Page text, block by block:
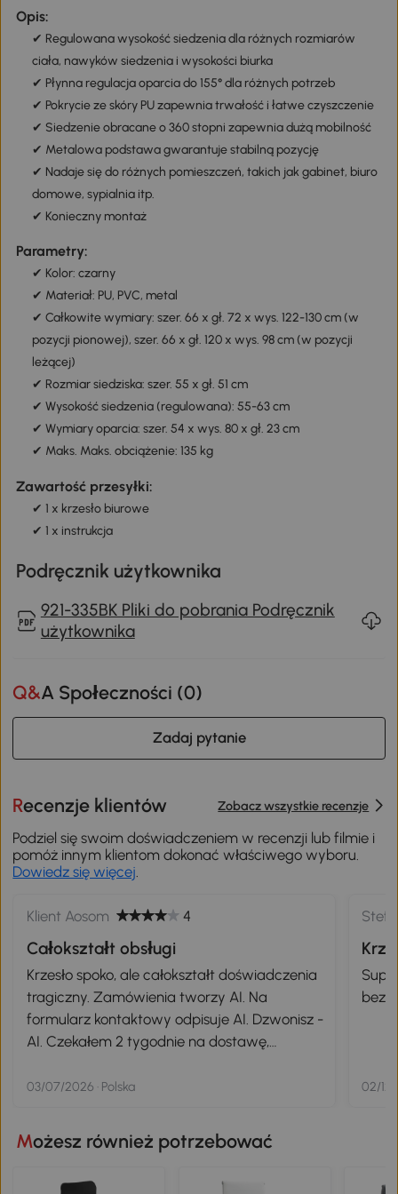
Opis:
✔ Regulowana wysokość siedzenia dla różnych rozmiarów
ciała, nawyków siedzenia i wysokości biurka
✔ Płynna regulacja oparcia do 155° dla różnych potrzeb
✔ Pokrycie ze skóry PU zapewnia trwałość i łatwe czyszczenie
✔ Siedzenie obracane o 360 stopni zapewnia dużą mobilność
✔ Metalowa podstawa gwarantuje stabilną pozycję
✔ Nadaje się do różnych pomieszczeń, takich jak gabinet, biuro
domowe, sypialnia itp.
✔ Konieczny montaż
Parametry:
✔ Kolor: czarny
✔ Materiał: PU, PVC, metal
✔ Całkowite wymiary: szer. 66 x gł. 72 x wys. 122-130 cm (w
pozycji pionowej), szer. 66 x gł. 120 x wys. 98 cm (w pozycji
leżącej)
✔ Rozmiar siedziska: szer. 55 x gł. 51 cm
✔ Wysokość siedzenia (regulowana): 55-63 cm
✔ Wymiary oparcia: szer. 54 x wys. 80 x gł. 23 cm
✔ Maks. Maks. obciążenie: 135 kg
Zawartość przesyłki:
✔ 1 x krzesło biurowe
✔ 1 x instrukcja
Podręcznik użytkownika
921-335BK Pliki do pobrania Podręcznik
użytkownika
Q&A Społeczności (0)
Zadaj pytanie
Recenzje klientów Zobacz wszystkie recenzje
Podziel się swoim doświadczeniem w recenzji lub filmie i
pomóż innym klientom dokonać właściwego wyboru.
Dowiedz się więcej.
Klient Aosom 4
Całokształt obsługi
Krzesło spoko, ale całokształt doświadczenia
tragiczny. Zamówienia tworzy AI. Na
formularz kontaktowy odpisuje AI. Dzwonisz -
AI. Czekałem 2 tygodnie na dostawę,
zawieruszyła, a potem byłem notorycznie
końcu udało mi się dodzwonić), że przesyłka
"już została wysłana" oraz że "status
03/07/2026 · Polska
bez
02/12/
Możesz również potrzebować